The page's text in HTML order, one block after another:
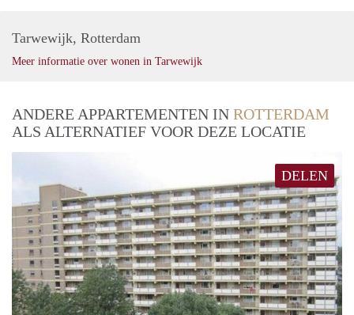
Tarwewijk, Rotterdam
Meer informatie over wonen in Tarwewijk
ANDERE APPARTEMENTEN IN ROTTERDAM
ALS ALTERNATIEF VOOR DEZE LOCATIE
DELEN